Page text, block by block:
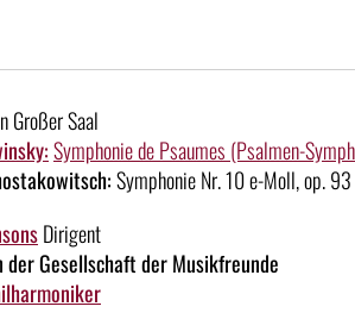
Großer Saal
Symphonie de Psaumes (Psalmen-
Symphonie Nr. 10 e-Moll, op. 93
Dirigent
der Gesellschaft der Musikfreunde